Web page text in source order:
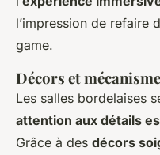
l’impression de refaire
game.
Décors et
Les salles bordelaises
attention aux détails
Grâce à des décors